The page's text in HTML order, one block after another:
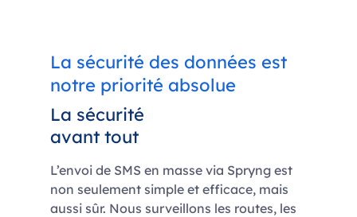
La sécurité des données est
notre priorité absolue
La sécurité
avant tout
L’envoi de SMS en masse via Spryng est
non seulement simple et efficace, mais
aussi sûr. Nous surveillons les routes, les